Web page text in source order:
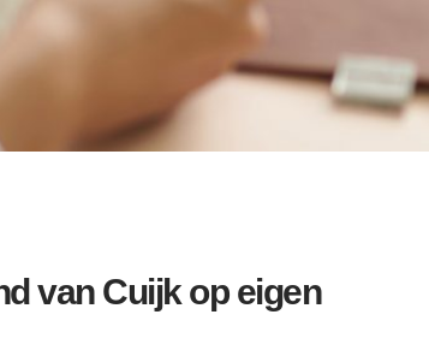
van Cuijk op eigen